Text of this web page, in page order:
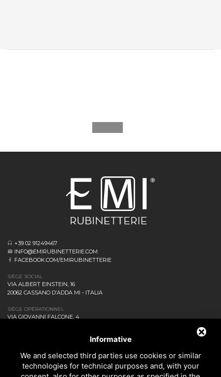
+39 02 91249467
INFO@EMIRUBINETTERIE.COM
FACEBOOK.COM/EMIRUBINETTERIE
SIÈGE SOCIAL
VIA ALBERT EINSTEIN, 16
20062 CASSANO D’ADDA MI - ITALIA
SIÈGE OPÉRATIONNEL
VIA GIOVANNI FALCONE, 4
DOWNLOAD
CONTACTEZ-NOUS!
Informative
We and selected third parties use cookies or similar
technologies for technical purposes and, with your